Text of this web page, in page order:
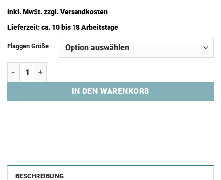
inkl. MwSt.zzgl.Versandkosten
Lieferzeit:ca. 10 bis 18 Arbeitstage
Flaggen Größe
Flagge "UTILITY SQUAD" Menge
IN DEN WARENKORB
BESCHREIBUNG